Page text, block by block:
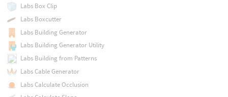
Labs Box Clip
Labs Boxcutter
Labs Building Generator
Labs Building Generator Utility
Labs Building from Patterns
Labs Cable Generator
Labs Calculate Occlusion